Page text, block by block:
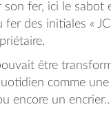
son fer, ici le sabot
fer des initiales «
être
comme une
encore un